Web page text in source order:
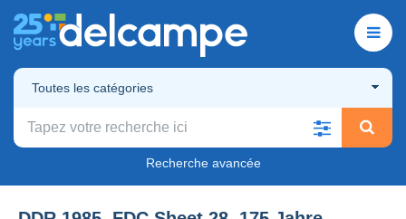
Toutes les catégories
Recherche avancée